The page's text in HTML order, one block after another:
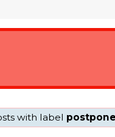
with label